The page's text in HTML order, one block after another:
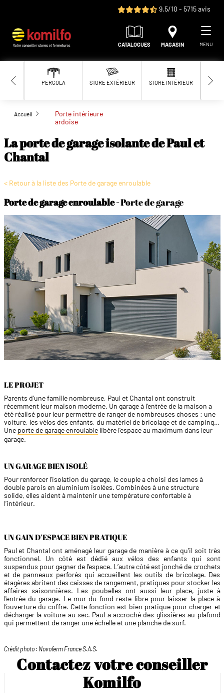
9.5/10 - 5715 avis
CATALOGUES MAGASIN MENU
PERGOLA STORE EXTÉRIEUR STORE INTÉRIEUR
Accueil
Porte intérieure
ardoise
La porte de garage isolante de Paul et
Chantal
< Retour à la liste des Porte de garage enroulable
Porte de garage enroulable Porte de garage
LE PROJET
Parents d’une famille nombreuse, Paul et Chantal ont construit
récemment leur maison moderne. Un garage à l’entrée de la maison a
été réalisé pour leur permettre de ranger de nombreuses choses : une
voiture, les vélos des enfants, du matériel de bricolage et de camping…
Une porte de garage enroulablelibère l’espace au maximum dans leur
garage.
UN GARAGE BIEN ISOLÉ
Pour renforcer l’isolation du garage, le couple a choisi des lames à
double parois en aluminium isolées. Combinées à une structure
solide, elles aident à maintenir une température confortable à
l’intérieur.
UN GAIN D’ESPACE BIEN PRATIQUE
Paul et Chantal ont aménagé leur garage de manière à ce qu’il soit très
fonctionnel. Un côté est dédié aux vélos des enfants qui sont
suspendus pour gagner de l’espace. L’autre côté est jonché de crochets
et de panneaux perforés qui accueillent les outils de bricolage. Des
étagères abritent des caisses de rangement, pratiques pour stocker les
affaires saisonnières. Les poubelles ont aussi leur place, juste à
l'entrée du garage. Le mur du fond reste libre pour laisser la place à
l’ouverture du coffre. Cette fonction est bien pratique pour charger et
décharger la voiture au sec. Paul a accroché des glissières au plafond
qui permettent de ranger une échelle et une planche de surf.
Crédit photo : Novoferm France S.A.S.
Contactez votre conseiller
Komilfo